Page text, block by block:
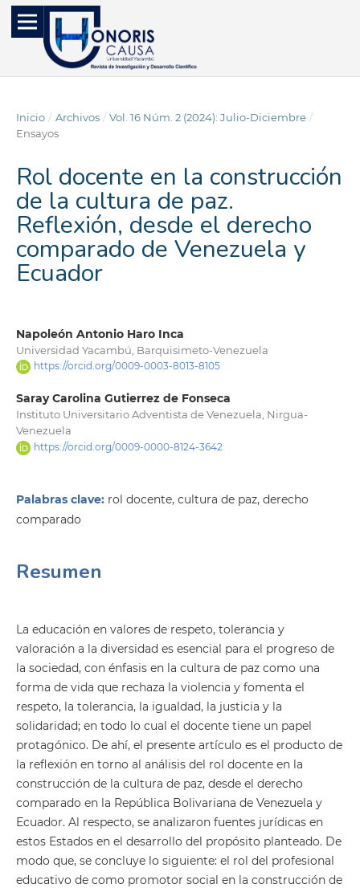
Inicio / Archivos / Vol. 16 Núm. 2 (2024): Julio-Diciembre /
Ensayos
Rol docente en la construcción
de la cultura de paz.
Reflexión, desde el derecho
comparado de Venezuela y
Ecuador
Napoleón Antonio Haro Inca
Universidad Yacambú, Barquisimeto-Venezuela
https://orcid.org/0009-0003-8013-8105
Saray Carolina Gutierrez de Fonseca
Instituto Universitario Adventista de Venezuela, Nirgua-
Venezuela
https://orcid.org/0009-0000-8124-3642
Palabras clave: rol docente, cultura de paz, derecho
comparado
Resumen
La educación en valores de respeto, tolerancia y
valoración a la diversidad es esencial para el progreso de
la sociedad, con énfasis en la cultura de paz como una
forma de vida que rechaza la violencia y fomenta el
respeto, la tolerancia, la igualdad, la justicia y la
solidaridad; en todo lo cual el docente tiene un papel
protagónico. De ahí, el presente artículo es el producto de
la reflexión en torno al análisis del rol docente en la
construcción de la cultura de paz, desde el derecho
comparado en la República Bolivariana de Venezuela y
Ecuador. Al respecto, se analizaron fuentes jurídicas en
estos Estados en el desarrollo del propósito planteado. De
modo que, se concluye lo siguiente: el rol del profesional
educativo de como promotor social en la construcción de